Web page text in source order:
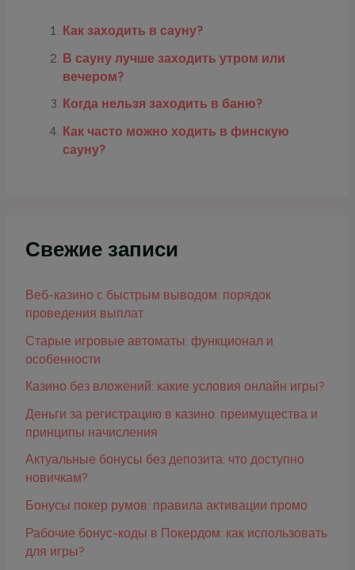
Как заходить в сауну?
В сауну лучше заходить утром или
вечером?
Когда нельзя заходить в баню?
Как часто можно ходить в финскую
сауну?
Свежие записи
Веб-казино с быстрым выводом: порядок
проведения выплат
Старые игровые автоматы: функционал и
особенности
Казино без вложений: какие условия онлайн игры?
Деньги за регистрацию в казино: преимущества и
принципы начисления
Актуальные бонусы без депозита: что доступно
новичкам?
Бонусы покер румов: правила активации промо
Рабочие бонус-коды в Покердом: как использовать
для игры?